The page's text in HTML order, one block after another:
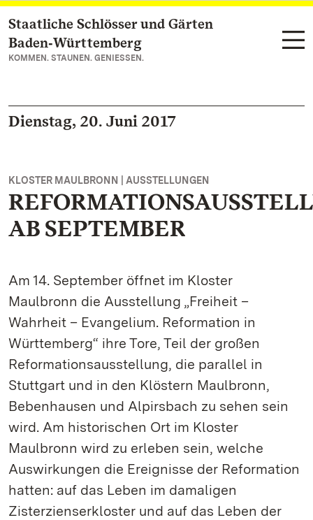
Zum Hauptinhalt springen
Staatliche Schlösser und Gärten
Baden‑Württemberg
KOMMEN. STAUNEN. GENIESSEN.
Dienstag, 20. Juni 2017
KLOSTER MAULBRONN | AUSSTELLUNGEN
AB SEPTEMBER
Am 14. September öffnet im Kloster
Maulbronn die Ausstellung „Freiheit –
Wahrheit – Evangelium. Reformation in
Württemberg“ ihre Tore, Teil der großen
Reformationsausstellung, die parallel in
Stuttgart und in den Klöstern Maulbronn,
Bebenhausen und Alpirsbach zu sehen sein
wird. Am historischen Ort im Kloster
Maulbronn wird zu erleben sein, welche
Auswirkungen die Ereignisse der Reformation
hatten: auf das Leben im damaligen
Zisterzienserkloster und auf das Leben der